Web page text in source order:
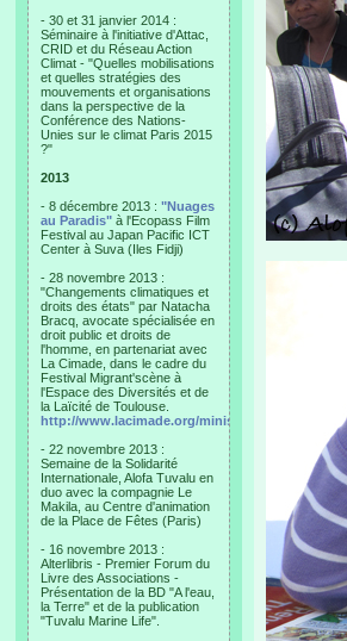
- 30 et 31 janvier 2014 :
Séminaire à l'initiative d'Attac,
CRID et du Réseau Action
Climat - "Quelles mobilisations
et quelles stratégies des
mouvements et organisations
dans la perspective de la
Conférence des Nations-
Unies sur le climat Paris 2015
?"
2013
- 8 décembre 2013 : "Nuages
au Paradis" à l'Ecopass Film
Festival au Japan Pacific ICT
Center à Suva (Iles Fidji)
- 28 novembre 2013 :
"Changements climatiques et
droits des états" par Natacha
Bracq, avocate spécialisée en
droit public et droits de
l'homme, en partenariat avec
La Cimade, dans le cadre du
Festival Migrant'scène à
l'Espace des Diversités et de
la Laïcité de Toulouse.
http://www.lacimade.org/minisites/migrantscene
- 22 novembre 2013 :
Semaine de la Solidarité
Internationale, Alofa Tuvalu en
duo avec la compagnie Le
Makila, au Centre d'animation
de la Place de Fêtes (Paris)
- 16 novembre 2013 :
Alterlibris - Premier Forum du
Livre des Associations -
Présentation de la BD "A l'eau,
la Terre" et de la publication
"Tuvalu Marine Life".